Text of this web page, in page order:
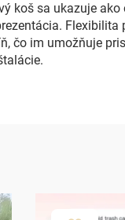
koš sa ukazuje
čo im umožňuje